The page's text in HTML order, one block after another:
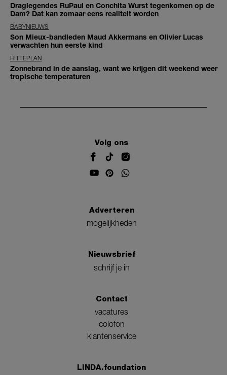
Draglegendes RuPaul en Conchita Wurst tegenkomen op de
Dam? Dat kan zomaar eens realiteit worden
BABYNIEUWS
Son Mieux-bandleden Maud Akkermans en Olivier Lucas
verwachten hun eerste kind
HITTEPLAN
Zonnebrand in de aanslag, want we krijgen dit weekend weer
tropische temperaturen
Volg ons
Adverteren
mogelijkheden
Nieuwsbrief
schrijf je in
Contact
vacatures
colofon
klantenservice
LINDA.foundation